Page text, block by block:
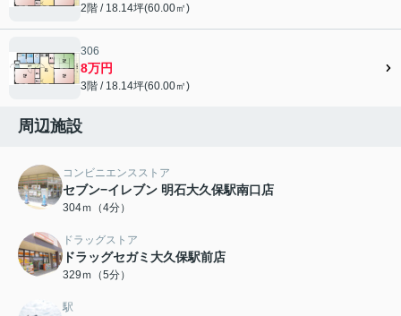
2階 / 18.14坪(60.00㎡)
306
8万円
3階 / 18.14坪(60.00㎡)
周辺施設
コンビニエンスストア
セブン−イレブン 明石大久保駅南口店
304ｍ（4分）
ドラッグストア
ドラッグセガミ大久保駅前店
329ｍ（5分）
駅